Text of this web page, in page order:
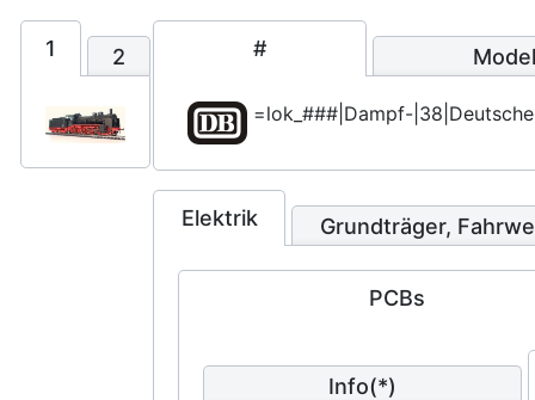
1 2 #
=lok_###|Dampf-
Elektrik Grundträger,
PCBs
Info(*)